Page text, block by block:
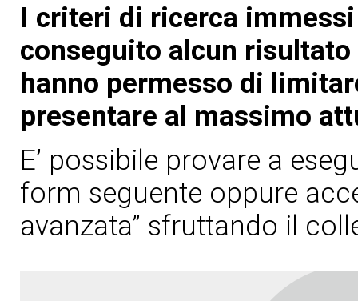
I criteri di ricerca
conseguito alcun
hanno permesso di
presentare al massimo
E’ possibile provare a
form seguente oppure
avanzata” sfruttando il